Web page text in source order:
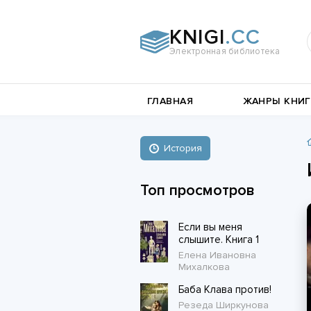
KNIGI.CC
Электронная библиотека
ГЛАВНАЯ ЖАНРЫ КНИГ
Книги о войне
Короткие любовные романы
История
Топ просмотров
Если вы меня
слышите. Книга 1
Елена Ивановна
Михалкова
Баба Клава против!
Резеда Ширкунова
Документальная